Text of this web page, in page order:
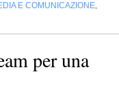
E COMUNICAZIONE
per una